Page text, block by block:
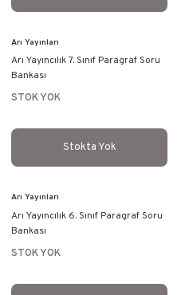
Arı Yayınları
Arı Yayıncılık 7. Sınıf Paragraf Soru
Bankası
STOK YOK
Stokta Yok
Arı Yayınları
Arı Yayıncılık 6. Sınıf Paragraf Soru
Bankası
STOK YOK